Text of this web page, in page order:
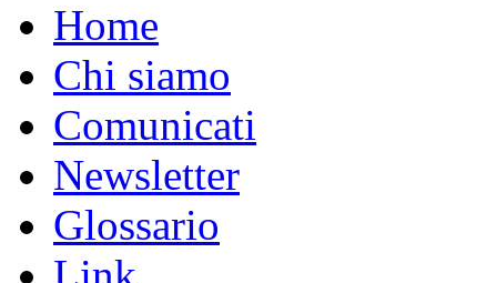
Home
Chi siamo
Comunicati
Newsletter
Glossario